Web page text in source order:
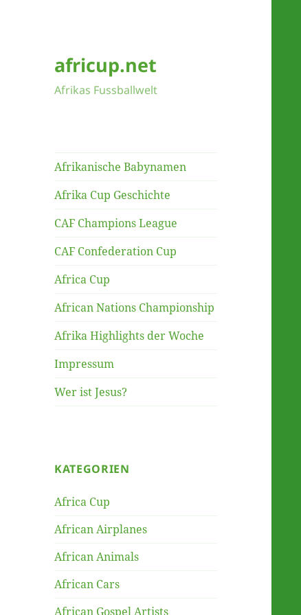
africup.net
Afrikas Fussballwelt
Afrikanische Babynamen
Afrika Cup Geschichte
CAF Champions League
CAF Confederation Cup
Africa Cup
African Nations Championship
Afrika Highlights der Woche
Impressum
Wer ist Jesus?
KATEGORIEN
Africa Cup
African Airplanes
African Animals
African Cars
African Gospel Artists